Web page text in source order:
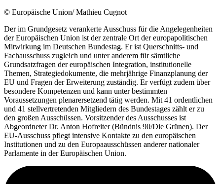
© Europäische Union/ Mathieu Cugnot
Der im Grundgesetz verankerte Ausschuss für die Angelegenheiten
der Europäischen Union ist der zentrale Ort der europapolitischen
Mitwirkung im Deutschen Bundestag. Er ist Querschnitts- und
Fachausschuss zugleich und unter anderem für sämtliche
Grundsatzfragen der europäischen Integration, institutionelle
Themen, Strategiedokumente, die mehrjährige Finanzplanung der
EU und Fragen der Erweiterung zuständig. Er verfügt zudem über
besondere Kompetenzen und kann unter bestimmten
Voraussetzungen plenarersetzend tätig werden. Mit 41 ordentlichen
und 41 stellvertretenden Mitgliedern des Bundestages zählt er zu
den großen Ausschüssen. Vorsitzender des Ausschusses ist
Abgeordneter Dr. Anton Hofreiter (Bündnis 90/Die Grünen). Der
EU-Ausschuss pflegt intensive Kontakte zu den europäischen
Institutionen und zu den Europaausschüssen anderer nationaler
Parlamente in der Europäischen Union.